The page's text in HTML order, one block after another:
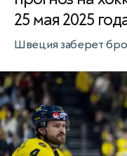
25 мая 2025
Швеция заберет